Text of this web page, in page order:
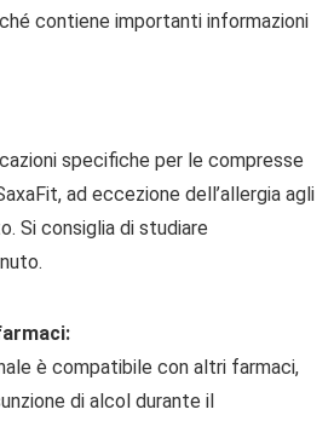
contiene importanti informazioni
specifiche per le compresse
ad eccezione dell’allergia agli
Si consiglia di studiare
è compatibile con altri farmaci,
di alcol durante il